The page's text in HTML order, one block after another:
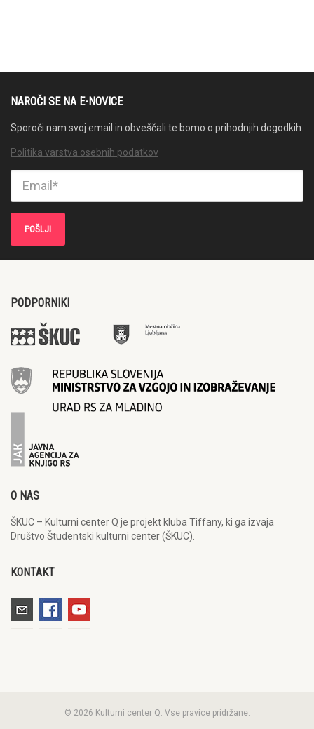
NAROČI SE NA E-NOVICE
Sporoči nam svoj email in obveščali te bomo o prihodnjih dogodkih.
Politika varstva osebnih podatkov
PODPORNIKI
O NAS
ŠKUC – Kulturni center Q je projekt kluba Tiffany, ki ga izvaja
Društvo Študentski kulturni center (ŠKUC).
KONTAKT
© 2026 Kulturni center Q. Vse pravice pridržane.